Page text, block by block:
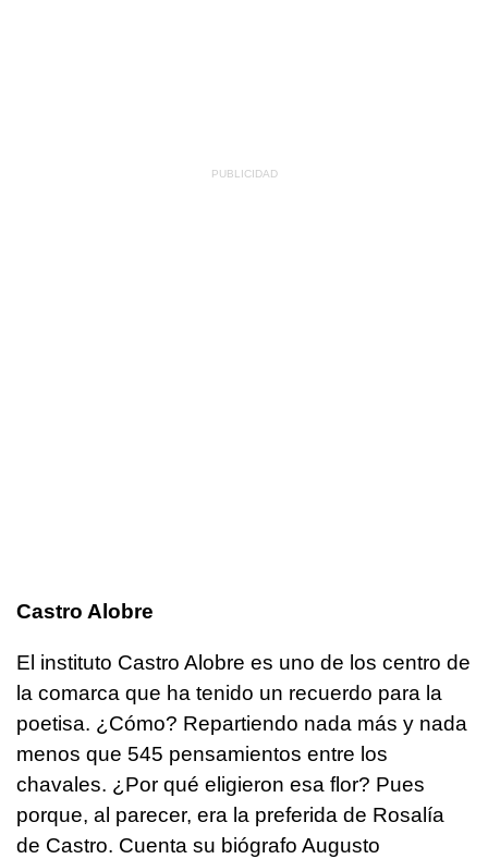
Castro Alobre
El instituto Castro Alobre es uno de los centro de
la comarca que ha tenido un recuerdo para la
poetisa. ¿Cómo? Repartiendo nada más y nada
menos que 545 pensamientos entre los
chavales. ¿Por qué eligieron esa flor? Pues
porque, al parecer, era la preferida de Rosalía
de Castro. Cuenta su biógrafo Augusto